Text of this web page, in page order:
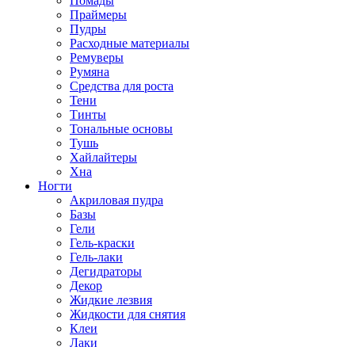
Праймеры
Пудры
Расходные материалы
Ремуверы
Румяна
Средства для роста
Тени
Тинты
Тональные основы
Тушь
Хайлайтеры
Хна
Ногти
Акриловая пудра
Базы
Гели
Гель-краски
Гель-лаки
Дегидраторы
Декор
Жидкие лезвия
Жидкости для снятия
Клеи
Лаки